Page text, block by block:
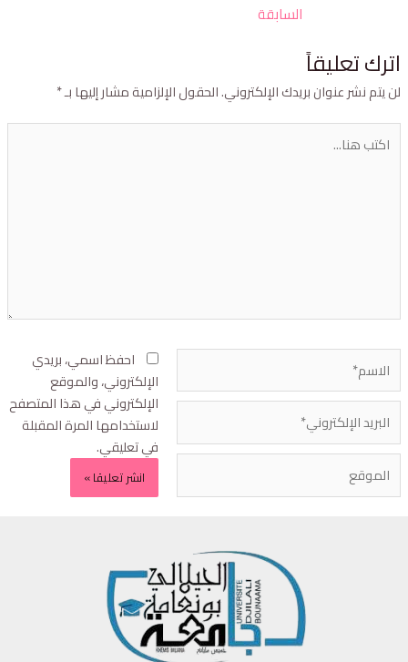
السابقة
تعليقاً
يتم نشر عنوان بريدك الإلكتروني.الحقول الإلزامية مشار إليها بـ*
احفظ اسمي، بريدي
الإلكتروني، والموقع
الإلكتروني في هذا المتصفح
لاستخدامها المرة المقبلة
في تعليقي.